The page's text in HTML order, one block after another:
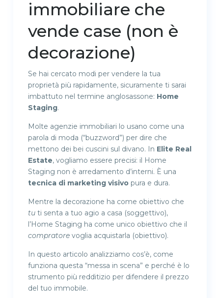
immobiliare che
vende case (non è
decorazione)
Se hai cercato modi per vendere la tua
proprietà più rapidamente, sicuramente ti sarai
imbattuto nel termine anglosassone: Home
Staging.
Molte agenzie immobiliari lo usano come una
parola di moda (“buzzword”) per dire che
mettono dei bei cuscini sul divano. In Elite Real
Estate, vogliamo essere precisi: il Home
Staging non è arredamento d’interni. È una
tecnica di marketing visivo pura e dura.
Mentre la decorazione ha come obiettivo che
tu ti senta a tuo agio a casa (soggettivo),
l’Home Staging ha come unico obiettivo che il
compratore voglia acquistarla (obiettivo).
In questo articolo analizziamo cos’è, come
funziona questa “messa in scena” e perché è lo
strumento più redditizio per difendere il prezzo
del tuo immobile.